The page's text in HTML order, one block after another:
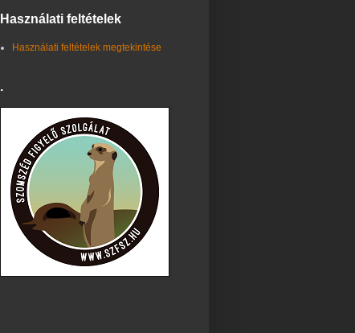
Használati feltételek
Használati feltételek megtekintése
.